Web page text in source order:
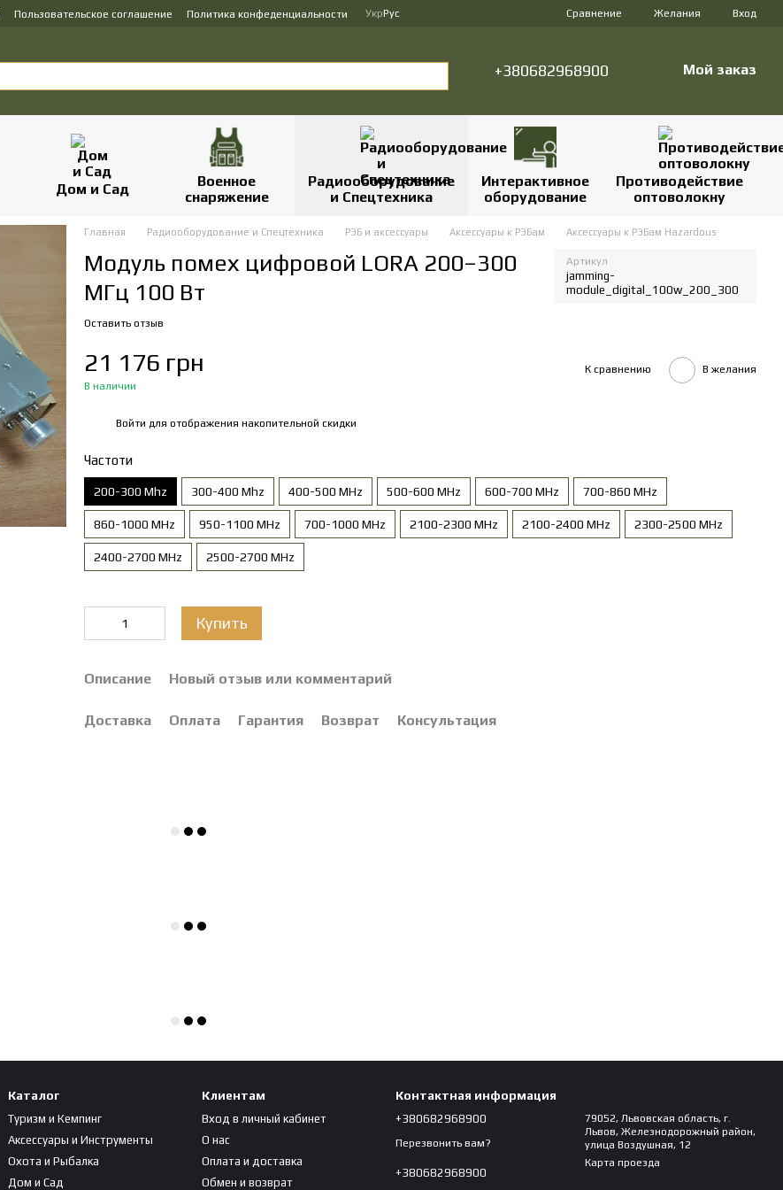
Пользовательское соглашение Политика конфеденциальности УкрРус Сравнение Желания Вход
+380682968900 Мой заказ
Дом и Сад
Военное
снаряжение
Радиооборудование
и Спецтехника
Интерактивное
оборудование
Противодействие
оптоволокну
Главная Радиооборудование и Спецтехника РЭБ и аксессуары Аксессуары к РЭБам Аксессуары к РЭБам Hazardous
Модуль помех цифровой LORA 200–300
МГц 100 Вт
Артикул
jamming-
module_digital_100w_200_300
Оставить отзыв
21 176 грн
В наличии
К сравнению В желания
Войти для отображения накопительной скидки
Частоти
200-300 Mhz 300-400 Mhz 400-500 MHz 500-600 MHz 600-700 MHz 700-860 MHz
860-1000 MHz 950-1100 MHz 700-1000 MHz 2100-2300 MHz 2100-2400 MHz 2300-2500 MHz
2400-2700 MHz 2500-2700 MHz
Купить
Описание Новый отзыв или комментарий
Доставка Оплата Гарантия Возврат Консультация
Каталог
Туризм и Кемпинг
Аксессуары и Инструменты
Охота и Рыбалка
Дом и Сад
Клиентам
Вход в личный кабинет
О нас
Оплата и доставка
Обмен и возврат
Контактная информация
+380682968900
Перезвонить вам?
+380682968900
79052, Львовская область, г.
Львов, Железнодорожный район,
улица Воздушная, 12
Карта проезда